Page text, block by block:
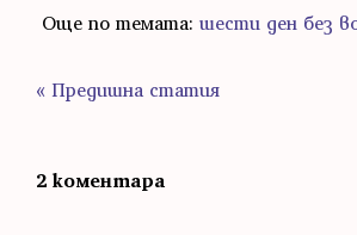
Още по темата: шести ден без
« Предишна статия
2 коментара